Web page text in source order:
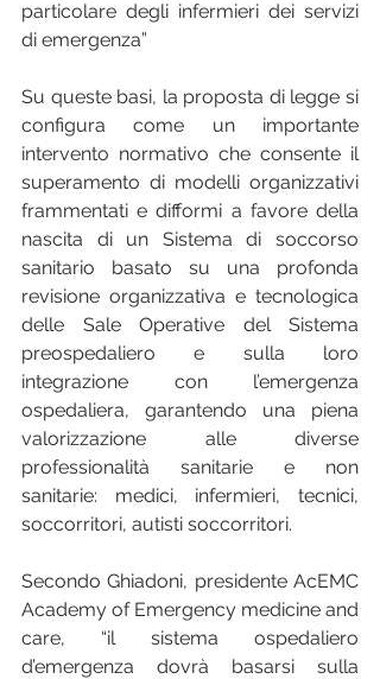
particolare degli infermieri dei servizi
di emergenza”
Su queste basi, la proposta di legge si
configura come un importante
intervento normativo che consente il
superamento di modelli organizzativi
frammentati e difformi a favore della
nascita di un Sistema di soccorso
sanitario basato su una profonda
revisione organizzativa e tecnologica
delle Sale Operative del Sistema
preospedaliero e sulla loro
integrazione con l’emergenza
ospedaliera, garantendo una piena
valorizzazione alle diverse
professionalità sanitarie e non
sanitarie: medici, infermieri, tecnici,
soccorritori, autisti soccorritori.
Secondo Ghiadoni, presidente AcEMC
Academy of Emergency medicine and
care, “il sistema ospedaliero
d’emergenza dovrà basarsi sulla